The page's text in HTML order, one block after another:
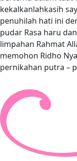
kekalkanlahkasih
penuhilah hati ini
pudar Rasa haru
limpahan Rahmat
memohon Ridho
pernikahan putra –